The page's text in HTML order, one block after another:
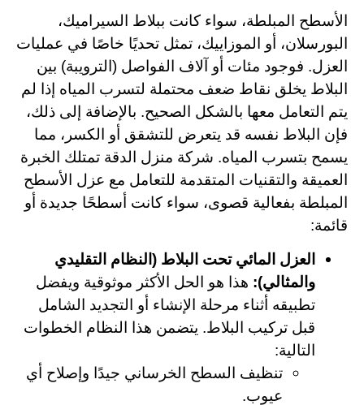
الأسطح المبلطة، سواء كانت ببلاط السيراميك،
البورسلان، أو الموزاييك، تمثل تحديًا خاصًا في عمليات
العزل. فوجود مئات أو آلاف الفواصل (الترويبة) بين
البلاط يخلق نقاط ضعف محتملة لتسرب المياه إذا لم
يتم التعامل معها بالشكل الصحيح. بالإضافة إلى ذلك،
فإن البلاط نفسه قد يتعرض للتشقق أو الكسر، مما
يسمح بتسرب المياه. شركة منزل الدقة تمتلك الخبرة
العميقة والتقنيات المتقدمة للتعامل مع عزل الأسطح
المبلطة بفعالية قصوى، سواء كانت أسطحًا جديدة أو
قائمة:
العزل المائي تحت البلاط (النظام التقليدي
والمثالي): هذا هو الحل الأكثر موثوقية ويفضل
تطبيقه أثناء مرحلة الإنشاء أو التجديد الشامل
قبل تركيب البلاط. يتضمن هذا النظام الخطوات
التالية:
تنظيف السطح الخرساني جيدًا وإصلاح أي
عيوب.